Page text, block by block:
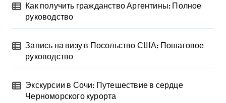
Как получить гражданство Аргентины: Полное
руководство
Запись на визу в Посольство США: Пошаговое
руководство
Экскурсии в Сочи: Путешествие в сердце
Черноморского курорта